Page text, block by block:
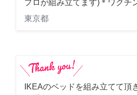
プロが組み立てます)＊ワクチ
東京都
IKEAのベッドを組み立てて頂